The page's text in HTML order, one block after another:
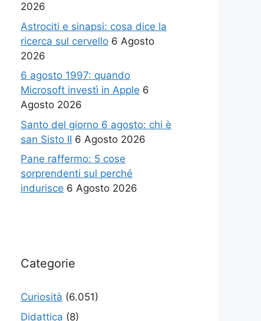
2026
Astrociti e sinapsi: cosa dice la
ricerca sul cervello 6 Agosto
2026
6 agosto 1997: quando
Microsoft investì in Apple 6
Agosto 2026
Santo del giorno 6 agosto: chi è
san Sisto II 6 Agosto 2026
Pane raffermo: 5 cose
sorprendenti sul perché
indurisce 6 Agosto 2026
Categorie
Curiosità (6.051)
Didattica (8)